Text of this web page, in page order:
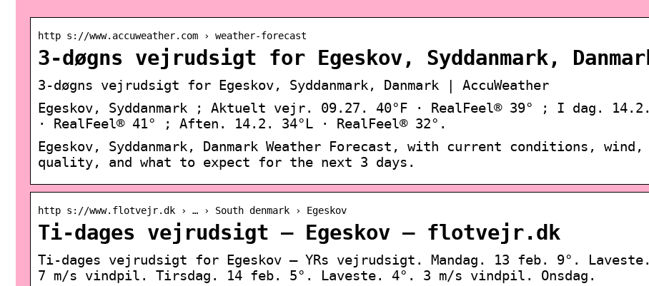
http s://www.accuweather.com › weather-forecast
3-døgns vejrudsigt for Egeskov, Syddanmark,
3-døgns vejrudsigt for Egeskov, Syddanmark, Danmark | AccuWeather
Egeskov, Syddanmark ; Aktuelt vejr. 09.27. 40°F · RealFeel® 39° ; I dag. 14.2.
· RealFeel® 41° ; Aften. 14.2. 34°L · RealFeel® 32°.
Egeskov, Syddanmark, Danmark Weather Forecast, with current conditions,
quality, and what to expect for the next 3 days.
http s://www.flotvejr.dk › … › South denmark › Egeskov
Ti-dages vejrudsigt – Egeskov – flotvejr.dk
Ti-dages vejrudsigt for Egeskov – YRs vejrudsigt. Mandag. 13 feb. 9°.
7 m/s vindpil. Tirsdag. 14 feb. 5°. Laveste. 4°. 3 m/s vindpil. Onsdag.